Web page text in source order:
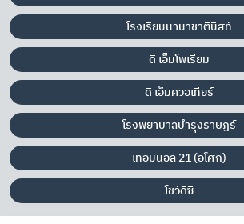
โรงเรียนนานาชาตินิสท์
ดิ เอ็มโพเรียม
ดิ เอ็มควอเทียร์
โรงพยาบาลบำรุงราษฎร์
เทอมินอล 21 (อโศก)
โชว์ดีซี